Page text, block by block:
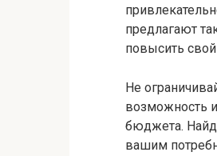
предлагают
повысить
Не
возможность
бюджета.
вашим